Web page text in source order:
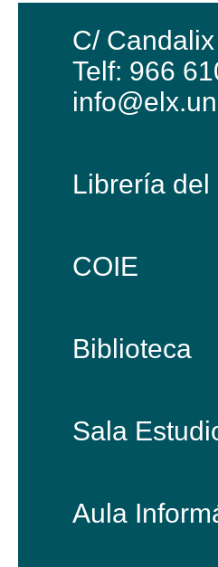
C/
Telf: 966
Librería del
COIE
Biblioteca
Sala
Aula